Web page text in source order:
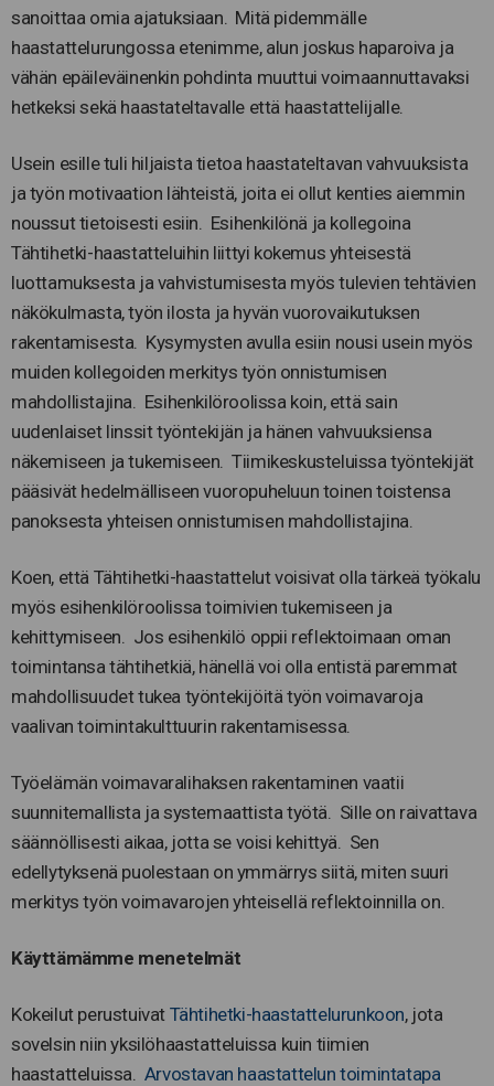
sanoittaa omia ajatuksiaan. Mitä pidemmälle
haastattelurungossa etenimme, alun joskus haparoiva ja
vähän epäileväinenkin pohdinta muuttui voimaannuttavaksi
hetkeksi sekä haastateltavalle että haastattelijalle.
Usein esille tuli hiljaista tietoa haastateltavan vahvuuksista
ja työn motivaation lähteistä, joita ei ollut kenties aiemmin
noussut tietoisesti esiin. Esihenkilönä ja kollegoina
Tähtihetki-haastatteluihin liittyi kokemus yhteisestä
luottamuksesta ja vahvistumisesta myös tulevien tehtävien
näkökulmasta, työn ilosta ja hyvän vuorovaikutuksen
rakentamisesta. Kysymysten avulla esiin nousi usein myös
muiden kollegoiden merkitys työn onnistumisen
mahdollistajina. Esihenkilöroolissa koin, että sain
uudenlaiset linssit työntekijän ja hänen vahvuuksiensa
näkemiseen ja tukemiseen. Tiimikeskusteluissa työntekijät
pääsivät hedelmälliseen vuoropuheluun toinen toistensa
panoksesta yhteisen onnistumisen mahdollistajina.
Koen, että Tähtihetki-haastattelut voisivat olla tärkeä työkalu
myös esihenkilöroolissa toimivien tukemiseen ja
kehittymiseen. Jos esihenkilö oppii reflektoimaan oman
toimintansa tähtihetkiä, hänellä voi olla entistä paremmat
mahdollisuudet tukea työntekijöitä työn voimavaroja
vaalivan toimintakulttuurin rakentamisessa.
Työelämän voimavaralihaksen rakentaminen vaatii
suunnitemallista ja systemaattista työtä. Sille on raivattava
säännöllisesti aikaa, jotta se voisi kehittyä. Sen
edellytyksenä puolestaan on ymmärrys siitä, miten suuri
merkitys työn voimavarojen yhteisellä reflektoinnilla on.
Käyttämämme menetelmät
Kokeilut perustuivat Tähtihetki-haastattelurunkoon, jota
sovelsin niin yksilöhaastatteluissa kuin tiimien
haastatteluissa. Arvostavan haastattelun toimintatapa